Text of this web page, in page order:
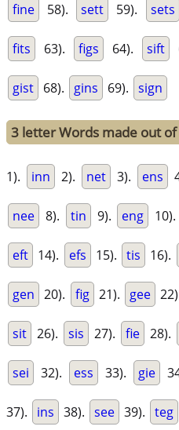
fine 58). sett 59). sets
fits 63). figs 64). sift
gist 68). gins 69). sign
3 letter Words made out
1). inn 2). net 3). ens
nee 8). tin 9). eng 10).
eft 14). efs 15). tis 16).
gen 20). fig 21). gee
sit 26). sis 27). fie 28).
sei 32). ess 33). gie
37). ins 38). see 39). teg